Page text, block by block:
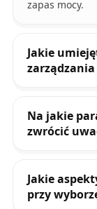
zapas mocy.
Jakie
zarządzania
Na jakie
zwrócić
Jakie
przy